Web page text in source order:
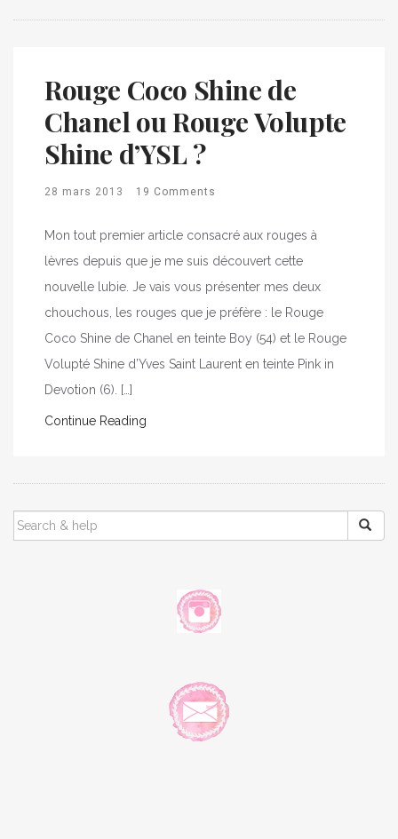
Rouge Coco Shine de
Chanel ou Rouge Volupte
Shine d’YSL ?
28 mars 2013 19 Comments
Mon tout premier article consacré aux rouges à
lèvres depuis que je me suis découvert cette
nouvelle lubie. Je vais vous présenter mes deux
chouchous, les rouges que je préfère : le Rouge
Coco Shine de Chanel en teinte Boy (54) et le Rouge
Volupté Shine d’Yves Saint Laurent en teinte Pink in
Devotion (6). […]
Continue Reading
SEARCH
FOR: